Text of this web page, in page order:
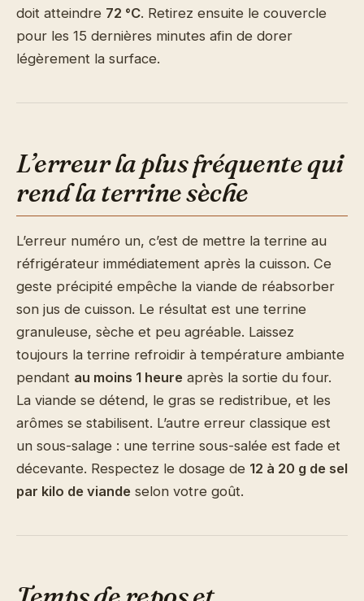
doit atteindre 72 °C. Retirez ensuite le couvercle
pour les 15 dernières minutes afin de dorer
légèrement la surface.
L’erreur la plus fréquente qui
rend la terrine sèche
L’erreur numéro un, c’est de mettre la terrine au
réfrigérateur immédiatement après la cuisson. Ce
geste précipité empêche la viande de réabsorber
son jus de cuisson. Le résultat est une terrine
granuleuse, sèche et peu agréable. Laissez
toujours la terrine refroidir à température ambiante
pendant au moins 1 heure après la sortie du four.
La viande se détend, le gras se redistribue, et les
arômes se stabilisent. L’autre erreur classique est
un sous-salage : une terrine sous-salée est fade et
décevante. Respectez le dosage de 12 à 20 g de sel
par kilo de viande selon votre goût.